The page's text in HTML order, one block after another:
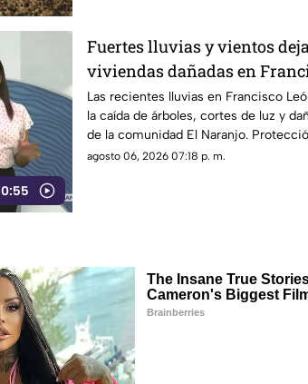
0:55
Fuertes lluvias y vientos
viviendas dañadas en
Chiapas
Las recientes lluvias en Francisco
la caída de árboles, cortes de luz y
de la comunidad El Naranjo.
auxilia.
agosto 06, 2026 07:18 p. m.